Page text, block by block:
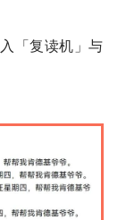
「复读机」与